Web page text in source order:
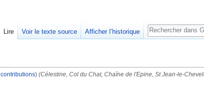
contributions) (Célestine, Col du Chat, Chaîne de l'Epine, St Jean-le-
Lire Voir le texte source Afficher l’historique
Rechercher